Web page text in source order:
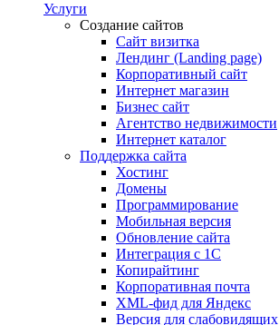
Услуги
Создание сайтов
Сайт визитка
Лендинг (Landing page)
Корпоративный сайт
Интернет магазин
Бизнес сайт
Агентство недвижимости
Интернет каталог
Поддержка сайта
Хостинг
Домены
Программирование
Мобильная версия
Обновление сайта
Интеграция с 1С
Копирайтинг
Корпоративная почта
XML-фид для Яндекс
Версия для слабовидящих